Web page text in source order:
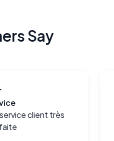
Say
client très